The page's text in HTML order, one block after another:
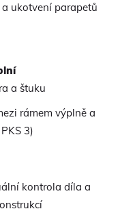
ukotvení parapetů
a štuku
rámem výplně a
3)
kontrola díla a